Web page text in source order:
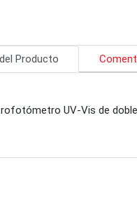
Producto
UV-Vis de